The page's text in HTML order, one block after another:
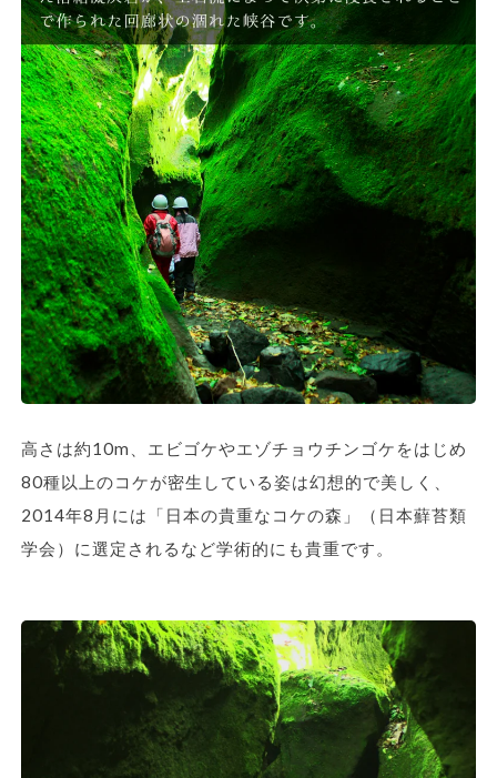
高さは約10m、エビゴケやエゾチョウチンゴケをはじめ
80種以上のコケが密生している姿は幻想的で美しく、
2014年8月には「日本の貴重なコケの森」（日本蘚苔類
学会）に選定されるなど学術的にも貴重です。